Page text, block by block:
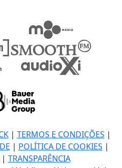
| TERMOS E CONDIÇÕES |
| POLÍTICA DE COOKIES |
| TRANSPARÊNCIA